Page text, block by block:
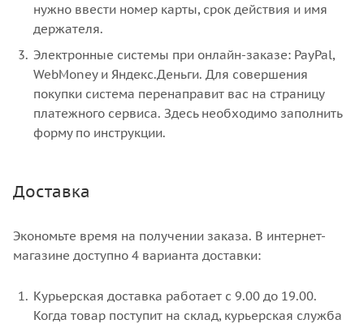
нужно ввести номер карты, срок действия и имя
держателя.
Электронные системы при онлайн-заказе: PayPal,
WebMoney и Яндекс.Деньги. Для совершения
покупки система перенаправит вас на страницу
платежного сервиса. Здесь необходимо заполнить
форму по инструкции.
Доставка
Экономьте время на получении заказа. В интернет-
магазине доступно 4 варианта доставки:
Курьерская доставка работает с 9.00 до 19.00.
Когда товар поступит на склад, курьерская служба